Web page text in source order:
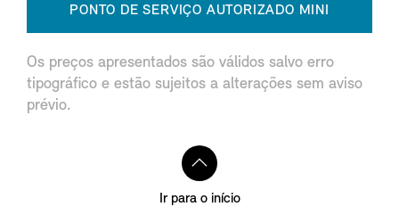
PONTO DE SERVIÇO AUTORIZADO MINI
Os preços apresentados são válidos salvo erro
tipográfico e estão sujeitos a alterações sem aviso
prévio.
Ir para o início